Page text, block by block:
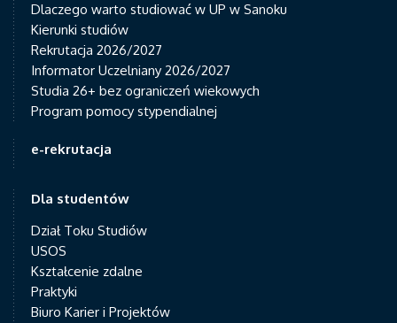
Dlaczego warto studiować w UP w Sanoku
Kierunki studiów
Rekrutacja 2026/2027
Informator Uczelniany 2026/2027
Studia 26+ bez ograniczeń wiekowych
Program pomocy stypendialnej
e-rekrutacja
Dla studentów
Dział Toku Studiów
USOS
Kształcenie zdalne
Praktyki
Biuro Karier i Projektów